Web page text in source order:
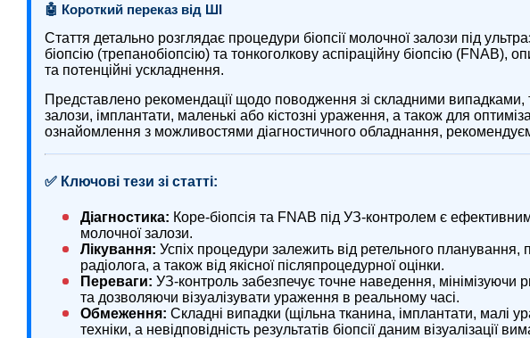
🤖 Короткий переказ від ШІ
Стаття детально розглядає процедури біопсії молочної залози під
біопсію (трепанобіопсію) та тонкоголкову аспіраційну біопсію (FNAB),
та потенційні ускладнення.
Представлено рекомендації щодо поводження зі складними випадками,
залози, імплантати, маленькі або кістозні ураження, а також для
ознайомлення з можливостями діагностичного обладнання,
✅ Ключові тези зі статті:
Діагностика: Коре-біопсія та FNAB під УЗ-контролем є
молочної залози.
Лікування: Успіх процедури залежить від ретельного планування,
радіолога, а також від якісної післяпроцедурної оцінки.
Переваги: УЗ-контроль забезпечує точне наведення, мінімізуючи
та дозволяючи візуалізувати ураження в реальному часі.
Обмеження: Складні випадки (щільна тканина, імплантати, малі
техніки, а невідповідність результатів біопсії даним візуалізації